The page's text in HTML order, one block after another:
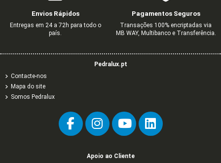
0,68 €1,13 €
0,89 € 1,48 €
C/OBTUR MARFIM
4,44 €7,40 €
Envios Rápidos
Entregas em 24 a 72h para todo o
país.
Pagamentos Seguros
Transações 100% encriptadas via
MB WAY, Multibanco e Transferência.
Pedralux.pt
Contacte-nos
Mapa do site
Somos Pedralux
Apoio ao Cliente